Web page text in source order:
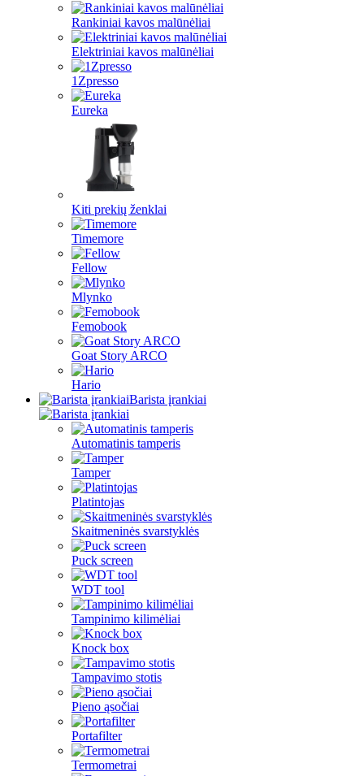
Rankiniai kavos malūnėliai
Elektriniai kavos malūnėliai
1Zpresso
Eureka
Kiti prekių ženklai
Timemore
Fellow
Mlynko
Femobook
Goat Story ARCO
Hario
Barista įrankiai
Automatinis tamperis
Tamper
Platintojas
Skaitmeninės svarstyklės
Puck screen
WDT tool
Tampinimo kilimėliai
Knock box
Tampavimo stotis
Pieno ąsočiai
Portafilter
Termometrai